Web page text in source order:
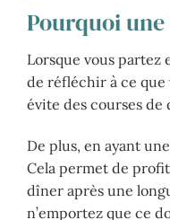
Pourquoi
Lorsque vous partez
de réfléchir à ce que
évite des courses
De plus, en ayant
Cela permet de
dîner après une
n’emportez que ce